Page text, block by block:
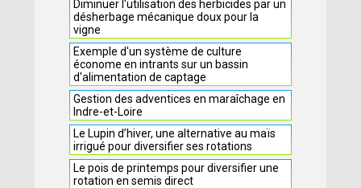
Diminuer l'utilisation des herbicides par un
désherbage mécanique doux pour la
vigne
Exemple d'un système de culture
économe en intrants sur un bassin
d'alimentation de captage
Gestion des adventices en maraîchage en
Indre-et-Loire
Le Lupin d’hiver, une alternative au maïs
irrigué pour diversifier ses rotations
Le pois de printemps pour diversifier une
rotation en semis direct